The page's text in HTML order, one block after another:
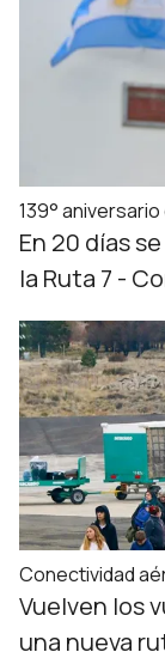
139°
En 20 días
la Ruta 7 -
Conectividad
Vuelven los
una nueva